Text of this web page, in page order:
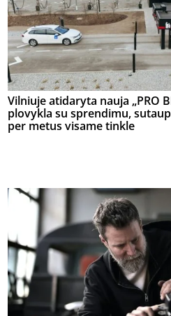
Vilniuje atidaryta nauja „PRO
plovykla su sprendimu,
per metus visame tinkle